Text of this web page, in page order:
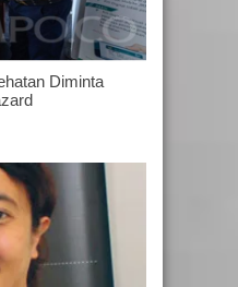
Diminta